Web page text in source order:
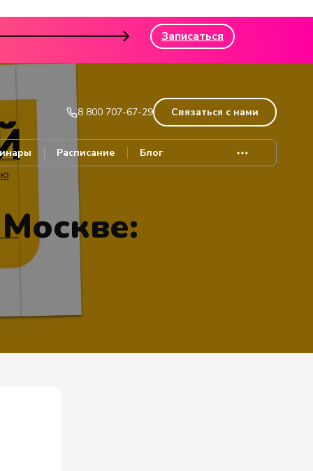
Записаться
8 800 707-67-29 Связаться с нами
Расписание Блог